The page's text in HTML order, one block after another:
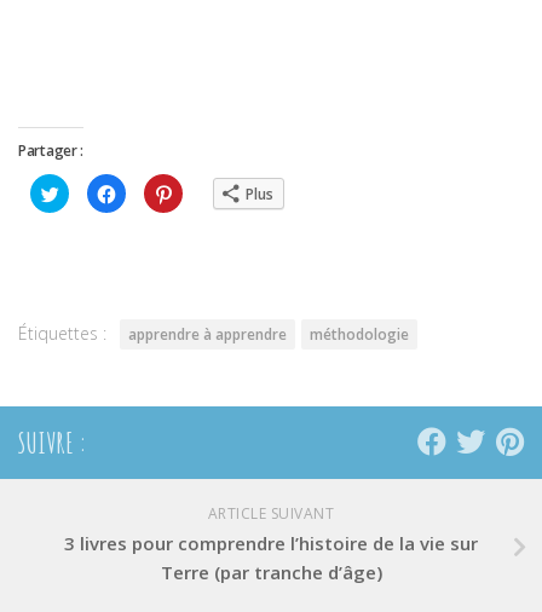
Partager :
Cliquez
pour
partager
Cliquez
pour
partager
Cliquez
pour Plus
Étiquettes : apprendre à apprendre méthodologie
SUIVRE :
ARTICLE SUIVANT
3 livres pour comprendre l’histoire de la vie sur
Terre (par tranche d’âge)